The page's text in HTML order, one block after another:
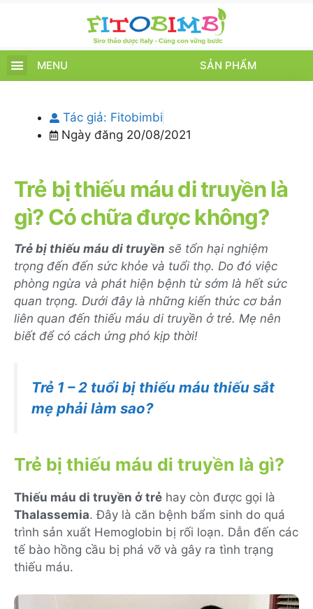
MENU SẢN PHẨM
Tác giả: Fitobimbi
Ngày đăng 20/08/2021
Trẻ bị thiếu máu di truyền là
gì? Có chữa được không?
Trẻ bị thiếu máu di truyền sẽ tổn hại nghiệm
trọng đến đến sức khỏe và tuổi thọ. Do đó việc
phòng ngừa và phát hiện bệnh từ sớm là hết sức
quan trọng. Dưới đây là những kiến thức cơ bản
liên quan đến thiếu máu di truyền ở trẻ. Mẹ nên
biết để có cách ứng phó kịp thời!
Trẻ 1 – 2 tuổi bị thiếu máu thiếu sắt
mẹ phải làm sao?
Trẻ bị thiếu máu di truyền là gì?
Thiếu máu di truyền ở trẻ hay còn được gọi là
Thalassemia. Đây là căn bệnh bẩm sinh do quá
trình sản xuất Hemoglobin bị rối loạn. Dẫn đến các
tế bào hồng cầu bị phá vỡ và gây ra tình trạng
thiếu máu.